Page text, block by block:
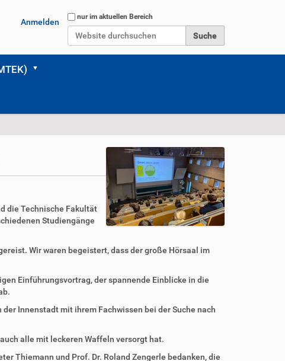
Website durchsuchen
nur im aktuellen Bereich
Anmelden
die Technische Fakultät
Studiengänge
Wir waren begeistert, dass der große Hörsaal im
Einführungsvortrag, der spannende Einblicke in die
Innenstadt mit ihrem Fachwissen bei der Suche nach
alle mit leckeren Waffeln versorgt hat.
Thiemann und Prof. Dr. Roland Zengerle bedanken, die